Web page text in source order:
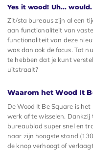
Yes it wood! Uh... would.
Zit/sta bureaus zijn al een
aan functionaliteit van
functionaliteit van deze
was dan ook de focus. Tot
te hebben dat je kunt
uitstraalt?
Waarom het Wood It
De Wood It Be Square is
werk af te wisselen. Dankzij
bureaublad super snel en
naar zijn hoogste stand
de knop verhoogt of